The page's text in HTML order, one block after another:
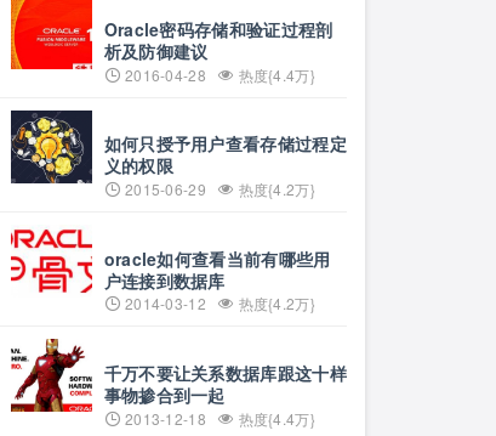
Oracle密码存储和验证过程剖
析及防御建议
2016-04-28 热度{4.4万}
如何只授予用户查看存储过程定
义的权限
2015-06-29 热度{4.2万}
oracle如何查看当前有哪些用
户连接到数据库
2014-03-12 热度{4.2万}
千万不要让关系数据库跟这十样
事物掺合到一起
2013-12-18 热度{4.4万}